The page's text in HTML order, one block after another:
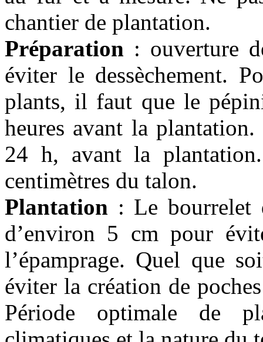
chantier de plantation.
Préparation : ouverture
éviter le dessèchement.
plants, il faut que le
heures avant la
24 h, avant la
centimètres du talon.
Plantation : Le bourrelet
d’environ 5 cm pour
l’épamprage. Quel que
éviter la création de
Période optimale de